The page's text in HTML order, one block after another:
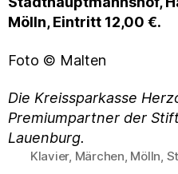
Mölln, Eintritt 12,00 €.
Foto © Malten
Die Kreissparkasse
Premiumpartner der
Lauenburg.
Schlagwörter
Klavier, Märchen, Mölln,